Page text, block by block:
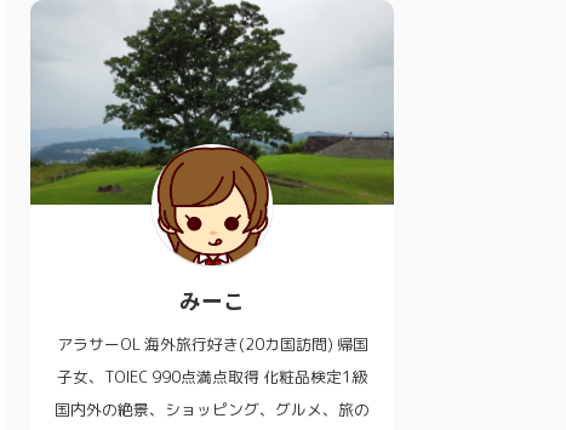
みーこ
アラサーOL 海外旅行好き(20カ国訪問) 帰国
子女、TOIEC 990点満点取得 化粧品検定1級
国内外の絶景、ショッピング、グルメ、旅の